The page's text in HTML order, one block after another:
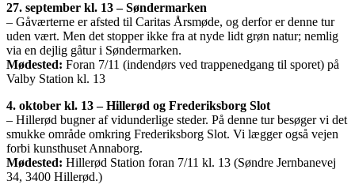
27. september kl. 13 – Søndermarken
– Gåværterne er afsted til Caritas Årsmøde, og derfor er denne tur
uden vært. Men det stopper ikke fra at nyde lidt grøn natur; nemlig
via en dejlig gåtur i Søndermarken.
Mødested: Foran 7/11 (indendørs ved trappenedgang til sporet) på
Valby Station kl. 13
4. oktober kl. 13 – Hillerød og Frederiksborg Slot
– Hillerød bugner af vidunderlige steder. På denne tur besøger vi det
smukke område omkring Frederiksborg Slot. Vi lægger også vejen
forbi kunsthuset Annaborg.
Mødested: Hillerød Station foran 7/11 kl. 13 (Søndre Jernbanevej
34, 3400 Hillerød.)